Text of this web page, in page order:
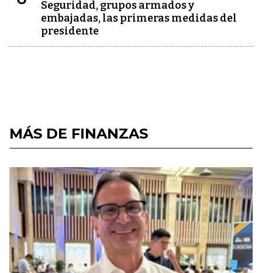
Seguridad, grupos armados y
embajadas, las primeras medidas del
presidente
MÁS DE FINANZAS